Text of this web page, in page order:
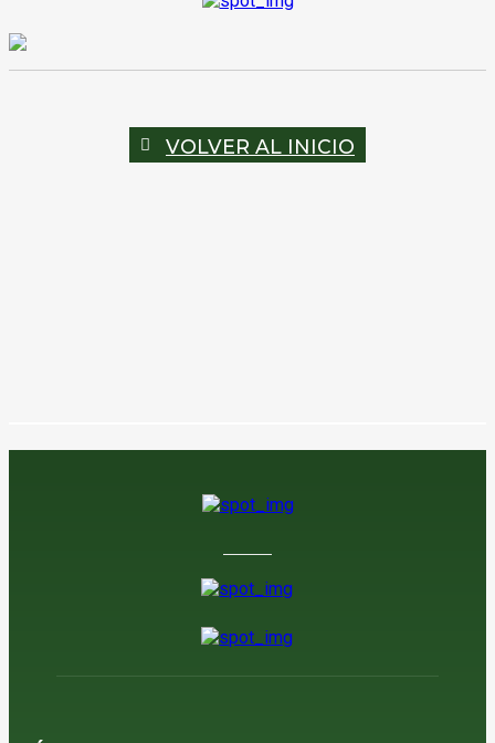
VOLVER AL INICIO